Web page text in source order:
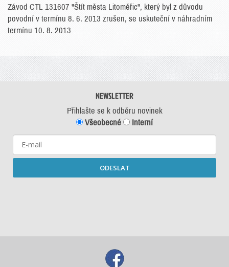
Závod CTL 131607 "Štít města Litoměřic", který byl z důvodu
povodní v termínu 8. 6. 2013 zrušen, se uskuteční v náhradním
termínu 10. 8. 2013
NEWSLETTER
Přihlašte se k odběru novinek
Všeobecné
Interní
ODESLAT